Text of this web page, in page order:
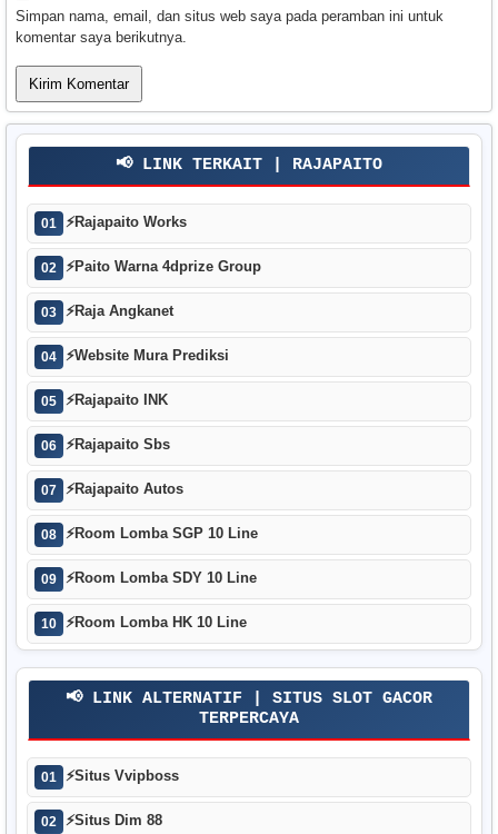
Simpan nama, email, dan situs web saya pada peramban ini untuk
komentar saya berikutnya.
📢 LINK TERKAIT | RAJAPAITO
01 ⚡Rajapaito Works
02 ⚡Paito Warna 4dprize Group
03 ⚡Raja Angkanet
04 ⚡Website Mura Prediksi
05 ⚡Rajapaito INK
06 ⚡Rajapaito Sbs
07 ⚡Rajapaito Autos
08 ⚡Room Lomba SGP 10 Line
09 ⚡Room Lomba SDY 10 Line
10 ⚡Room Lomba HK 10 Line
📢 LINK ALTERNATIF | SITUS SLOT GACOR
TERPERCAYA
01 ⚡Situs Vvipboss
02 ⚡Situs Dim 88